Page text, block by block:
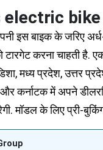
electric bike
इस बाइक के जरिए
टारगेट करना चाहती है.
मध्य प्रदेश, उत्तर
और कर्नाटक में अपने
मॉडल के लिए प्री-